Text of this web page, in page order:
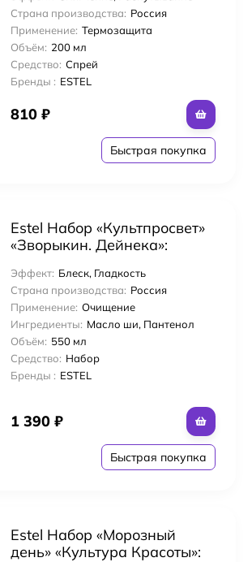
Страна производства: Россия
Применение: Термозащита
Объём: 200 мл
Средство: Спрей
Бренды : ESTEL
810 ₽
Быстрая покупка
Estel Набор «Культпросвет»
«Зворыкин. Дейнека»:
250 мл
Эффект: Блеск, Гладкость
Страна производства: Россия
Применение: Очищение
Ингредиенты: Масло ши, Пантенол
Объём: 550 мл
Средство: Набор
Бренды : ESTEL
1 390 ₽
Быстрая покупка
Estel Набор «Морозный
день» «Культура Красоты»: